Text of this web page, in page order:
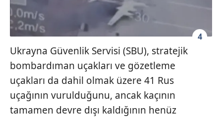
4
Ukrayna Güvenlik Servisi (SBU), stratejik
bombardıman uçakları ve gözetleme
uçakları da dahil olmak üzere 41 Rus
uçağının vurulduğunu, ancak kaçının
tamamen devre dışı kaldığının henüz